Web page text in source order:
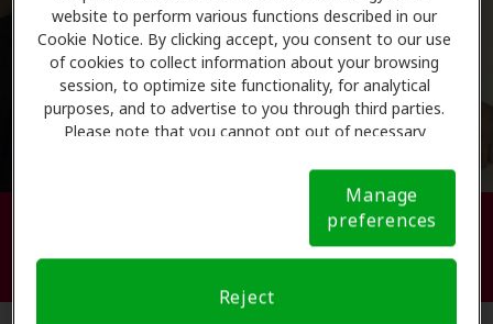
website to perform various functions described in our
Cookie Notice. By clicking accept, you consent to our use
of cookies to collect information about your browsing
session, to optimize site functionality, for analytical
purposes, and to advertise to you through third parties.
Please note that you cannot opt out of necessary
Notice (link here below). If you are using an opt-out
preference signal, we will honor that signal. Cookie
Manage
preferences
Reject
Busque su centro de atención
auditiva.